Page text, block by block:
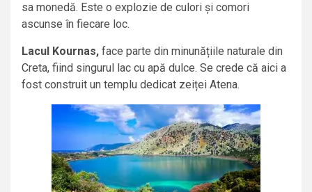
sa monedă. Este o explozie de culori și comori
ascunse în fiecare loc.
Lacul Kournas, face parte din minunățiile naturale din
Creta, fiind singurul lac cu apă dulce. Se crede că aici a
fost construit un templu dedicat zeiței Atena.